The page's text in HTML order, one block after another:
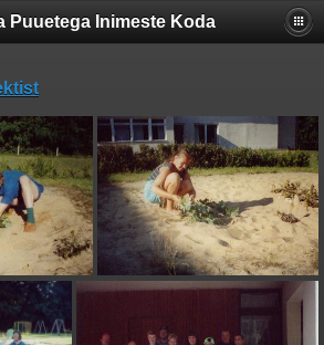
Puuetega Inimeste Koda